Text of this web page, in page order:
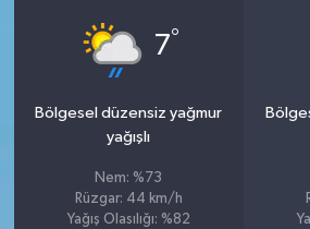
7°
Bölgesel düzensiz yağmur
yağışlı
Nem: %73
Rüzgar: 44 km/h
Yağış Olasılığı: %82